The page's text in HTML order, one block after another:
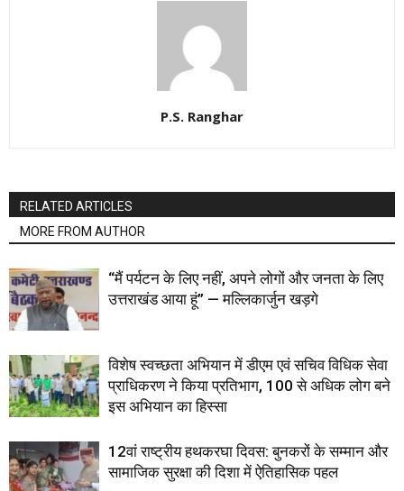
P.S. Ranghar
RELATED ARTICLES
MORE FROM AUTHOR
“मैं पर्यटन के लिए नहीं, अपने लोगों और जनता के लिए
उत्तराखंड आया हूं” — मल्लिकार्जुन खड़गे
विशेष स्वच्छता अभियान में डीएम एवं सचिव विधिक सेवा
प्राधिकरण ने किया प्रतिभाग, 100 से अधिक लोग बने
इस अभियान का हिस्सा
12वां राष्ट्रीय हथकरघा दिवस: बुनकरों के सम्मान और
सामाजिक सुरक्षा की दिशा में ऐतिहासिक पहल